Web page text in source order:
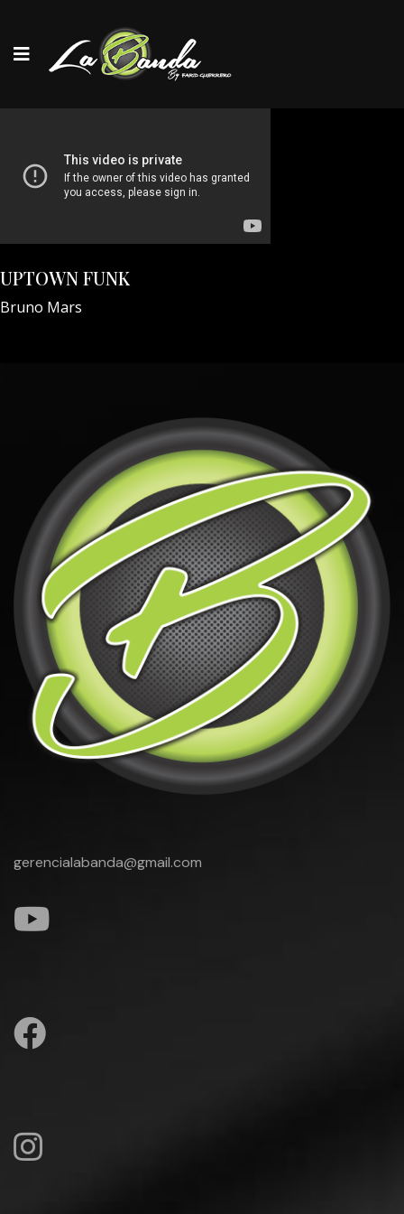
UPTOWN FUNK
Bruno Mars
gerencialabanda@gmail.com